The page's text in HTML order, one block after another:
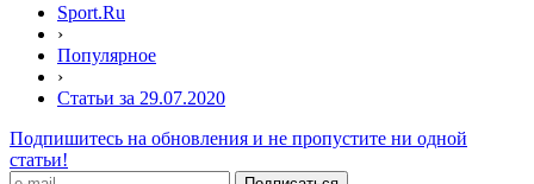
Sport.Ru
›
Популярное
›
Статьи за 29.07.2020
Подпишитесь на обновления и не пропустите ни одной
статьи!